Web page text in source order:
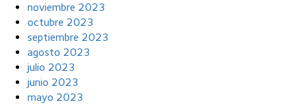
noviembre 2023
octubre 2023
septiembre 2023
agosto 2023
julio 2023
junio 2023
mayo 2023